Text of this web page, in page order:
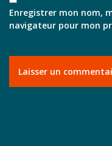
Enregistrer mon nom,
navigateur pour mon